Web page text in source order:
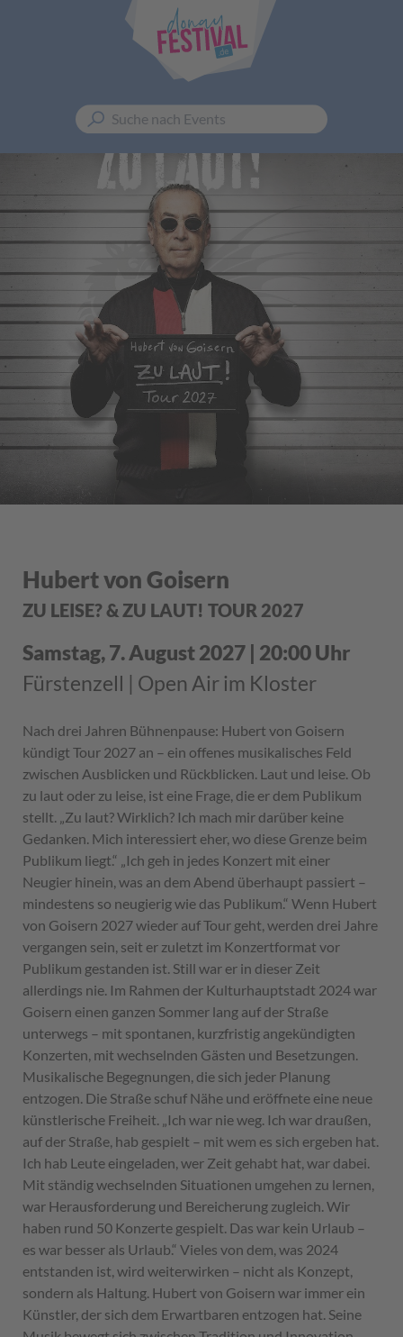
Hubert von Goisern
ZU LEISE? & ZU LAUT! TOUR 2027
Samstag, 7. August 2027 | 20:00 Uhr
Fürstenzell | Open Air im Kloster
Nach drei Jahren Bühnenpause: Hubert von Goisern
kündigt Tour 2027 an – ein offenes musikalisches Feld
zwischen Ausblicken und Rückblicken. Laut und leise. Ob
zu laut oder zu leise, ist eine Frage, die er dem Publikum
stellt. „Zu laut? Wirklich? Ich mach mir darüber keine
Gedanken. Mich interessiert eher, wo diese Grenze beim
Publikum liegt.“ „Ich geh in jedes Konzert mit einer
Neugier hinein, was an dem Abend überhaupt passiert –
mindestens so neugierig wie das Publikum.“ Wenn Hubert
von Goisern 2027 wieder auf Tour geht, werden drei Jahre
vergangen sein, seit er zuletzt im Konzertformat vor
Publikum gestanden ist. Still war er in dieser Zeit
allerdings nie. Im Rahmen der Kulturhauptstadt 2024 war
Goisern einen ganzen Sommer lang auf der Straße
unterwegs – mit spontanen, kurzfristig angekündigten
Konzerten, mit wechselnden Gästen und Besetzungen.
Musikalische Begegnungen, die sich jeder Planung
entzogen. Die Straße schuf Nähe und eröffnete eine neue
künstlerische Freiheit. „Ich war nie weg. Ich war draußen,
auf der Straße, hab gespielt – mit wem es sich ergeben hat.
Ich hab Leute eingeladen, wer Zeit gehabt hat, war dabei.
Mit ständig wechselnden Situationen umgehen zu lernen,
war Herausforderung und Bereicherung zugleich. Wir
haben rund 50 Konzerte gespielt. Das war kein Urlaub –
es war besser als Urlaub.“ Vieles von dem, was 2024
entstanden ist, wird weiterwirken – nicht als Konzept,
sondern als Haltung. Hubert von Goisern war immer ein
Künstler, der sich dem Erwartbaren entzogen hat. Seine